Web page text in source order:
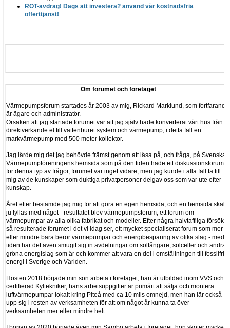
ROT-avdrag! Dags att investera? använd vår kostnadsfria
offerttjänst!
Om forumet och företaget
Värmepumpsforum startades år 2003 av mig, Rickard Marklund, som fortfarande
är ägare och administratör.
Orsaken att jag startade forumet var att jag själv hade konverterat vårt hus från
direktverkande el till vattenburet system och värmepump, i detta fall en
markvärmepump med 500 meter kollektor.
Jag lärde mig det jag behövde främst genom att läsa på, och fråga, på Svenska
Värmepumpföreningens hemsida som på den tiden hade ett diskussionsforum
för denna typ av frågor, forumet var inget vidare, men jag kunde i alla fall ta till
mig av de kunskaper som duktiga privatpersoner delgav oss som var ute efter
kunskap.
Året efter bestämde jag mig för att göra en egen hemsida, och en hemsida skall
ju fyllas med något - resultatet blev värmepumpsforum, ett forum om
värmepumpar av alla olika fabrikat och modeller. Efter några halvtaffliga försök
så resulterade forumet i det vi idag ser, ett mycket specialiserat forum som mer
eller mindre bara berör värmepumpar och energibesparing av olika slag - med
tiden har det även smugit sig in avdelningar om solfångare, solceller och andra
gröna energislag som är och kommer att vara en del i omställningen till fossilfri
energi i Sverige och Världen.
Hösten 2018 började min son arbeta i företaget, han är utbildad inom VVS och
certifierad Kyltekniker, hans arbetsuppgifter är primärt att sälja och montera
luftvärmepumpar lokalt kring Piteå med ca 10 mils omnejd, men han lär också
upp sig i resten av verksamheten för att om något år kunna ta över
verksamheten mer eller mindre helt.